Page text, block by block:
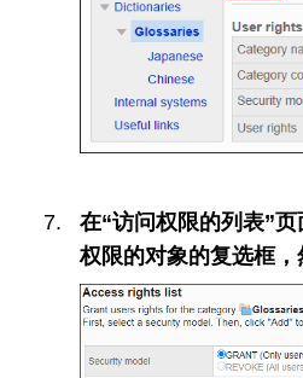
在“访问权限的列表”
权限的对象的复选框，